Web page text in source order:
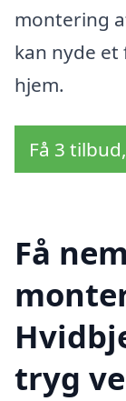
montering
kan nyde
hjem.
Få 3
Få
tryg